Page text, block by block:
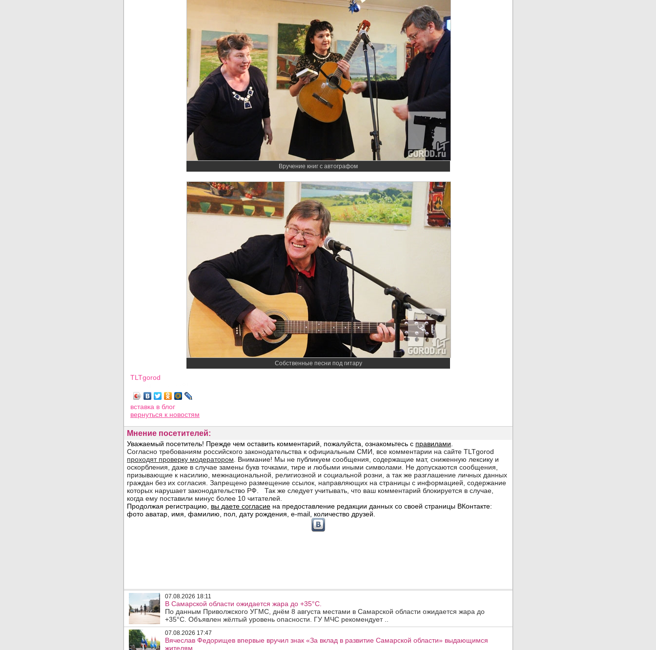
Вручение книг с автографом
Собственные песни под гитару
TLTgorod
вставка в блог
вернуться к новостям
Мнение посетителей:
07.08.2026 18:11
В Самарской области ожидается жара до +35°C.
По данным Приволжского УГМС, днём 8 августа местами в Самарской области ожидается жара до
+35°C. Объявлен жёлтый уровень опасности. ГУ МЧС рекомендует ..
07.08.2026 17:47
Вячеслав Федорищев впервые вручил знак «За вклад в развитие Самарской области» выдающимся
жителям .